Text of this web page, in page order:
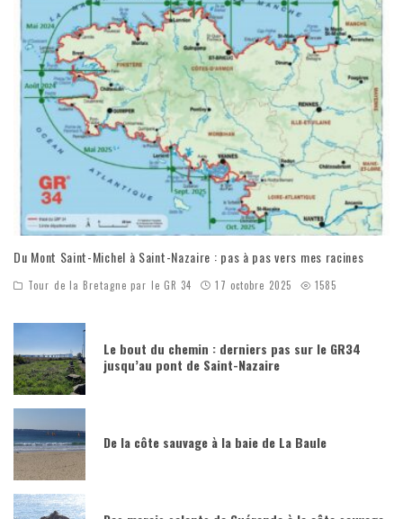
Du Mont Saint-Michel à Saint-Nazaire : pas à pas vers mes racines
Tour de la Bretagne par le GR 34 17 octobre 2025 1585
Le bout du chemin : derniers pas sur le GR34
jusqu’au pont de Saint-Nazaire
De la côte sauvage à la baie de La Baule